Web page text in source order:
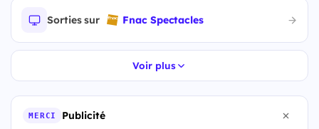
Sorties sur Fnac Spectacles
Voir plus
MERCI Publicité